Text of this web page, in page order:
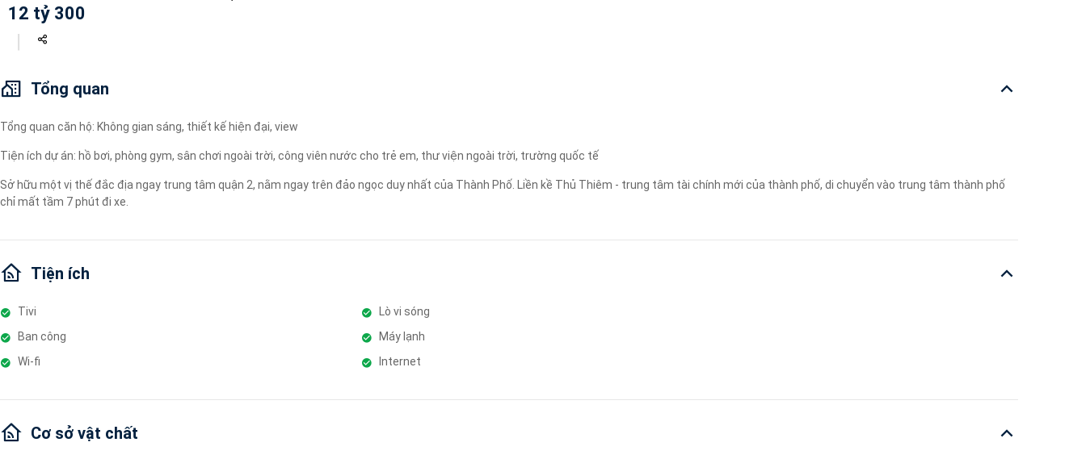
Máy lọc nước
12 tỷ 300
Tổng quan
Tổng quan căn hộ: Không gian sáng, thiết kế hiện đại, view
Tiện ích dự án: hồ bơi, phòng gym, sân chơi ngoài trời, công viên nước cho trẻ em, thư viện ngoài trời, trường quốc tế
Sở hữu một vị thế đắc địa ngay trung tâm quận 2, nằm ngay trên đảo ngọc duy nhất của Thành Phố. Liền kề Thủ Thiêm - trung tâm tài chính mới của thành phố, di chuyển vào trung tâm thành phố
chỉ mất tầm 7 phút đi xe.
Tiện ích
Tivi
Lò vi sóng
Ban công
Máy lạnh
Wi-fi
Internet
Cơ sở vật chất